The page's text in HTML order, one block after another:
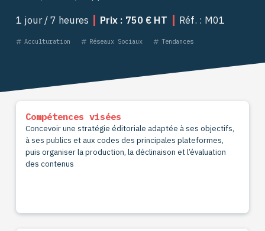
1 jour / 7 heures Prix : 750 € HT Réf. : M01
Acculturation Réseaux Sociaux Tendances
Compétences visées
Concevoir une stratégie éditoriale adaptée à ses objectifs,
à ses publics et aux codes des principales plateformes,
puis organiser la production, la déclinaison et l’évaluation
des contenus